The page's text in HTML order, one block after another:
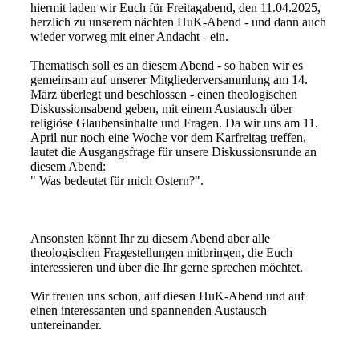
hiermit laden wir Euch für Freitagabend, den 11.04.2025,
herzlich zu unserem nächten HuK-Abend - und dann auch
wieder vorweg mit einer Andacht - ein.
Thematisch soll es an diesem Abend - so haben wir es
gemeinsam auf unserer Mitgliederversammlung am 14.
März überlegt und beschlossen - einen theologischen
Diskussionsabend geben, mit einem Austausch über
religiöse Glaubensinhalte und Fragen. Da wir uns am 11.
April nur noch eine Woche vor dem Karfreitag treffen,
lautet die Ausgangsfrage für unsere Diskussionsrunde an
diesem Abend:
" Was bedeutet für mich Ostern?".
Ansonsten könnt Ihr zu diesem Abend aber alle
theologischen Fragestellungen mitbringen, die Euch
interessieren und über die Ihr gerne sprechen möchtet.
Wir freuen uns schon, auf diesen HuK-Abend und auf
einen interessanten und spannenden Austausch
untereinander.